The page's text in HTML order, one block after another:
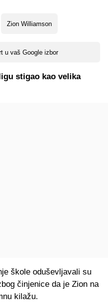
Zion Williamson
u vaš Google izbor
stigao kao velika
škole oduševljavali su
činjenice da je Zion na
kilažu.